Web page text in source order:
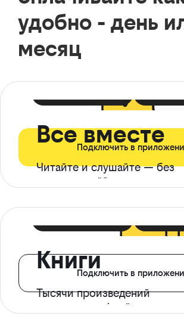
удобно - день
месяц
Все вместе
Читайте и слушайте — без
ограничений*
Подключить в
Книги
Тысячи произведений
с доступом офлайн
Подключить в